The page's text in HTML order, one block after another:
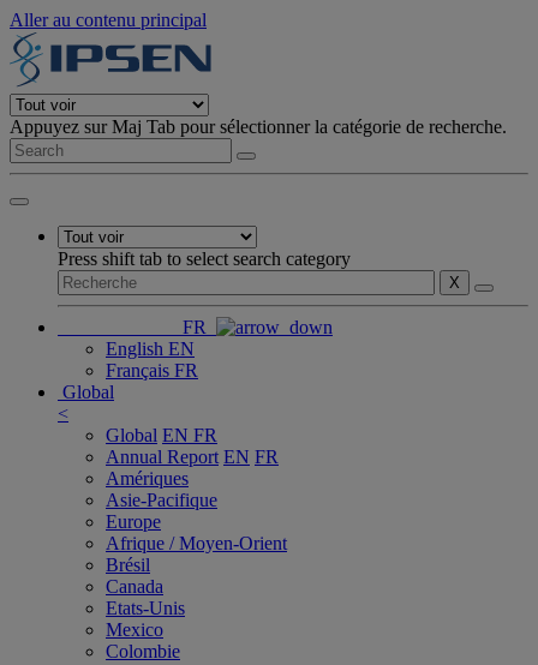
Aller au contenu principal
Appuyez sur Maj Tab pour sélectionner la catégorie de recherche.
Press shift tab to select search category
X
FR
English EN
Français FR
Global
<
Global EN FR
Annual Report EN FR
Amériques
Asie-Pacifique
Europe
Afrique / Moyen-Orient
Brésil
Canada
Etats-Unis
Mexico
Colombie